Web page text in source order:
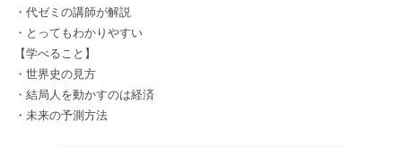
・代ゼミの講師が解説
・とってもわかりやすい
【学べること】
・世界史の見方
・結局人を動かすのは経済
・未来の予測方法